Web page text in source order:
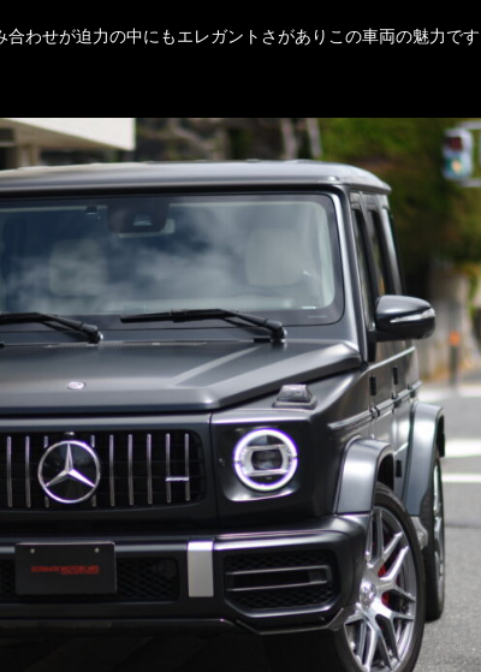
わせが迫力の中にもエレガントさがありこの車両の魅力です